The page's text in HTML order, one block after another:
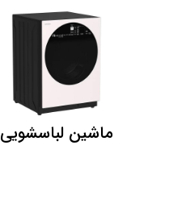
ماشین لباسشویی